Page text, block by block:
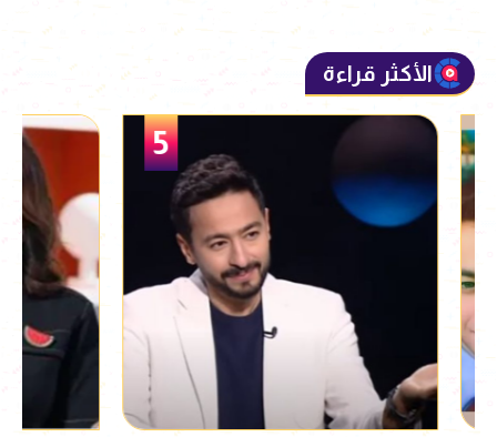
الأكثر قراءة